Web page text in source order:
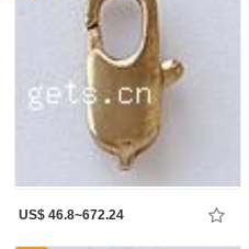
US$ 46.8~672.24